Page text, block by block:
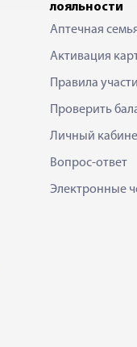
лояльности
Аптечная
Активация
Правила
Проверить
Личный
Вопрос-ответ
Электронные